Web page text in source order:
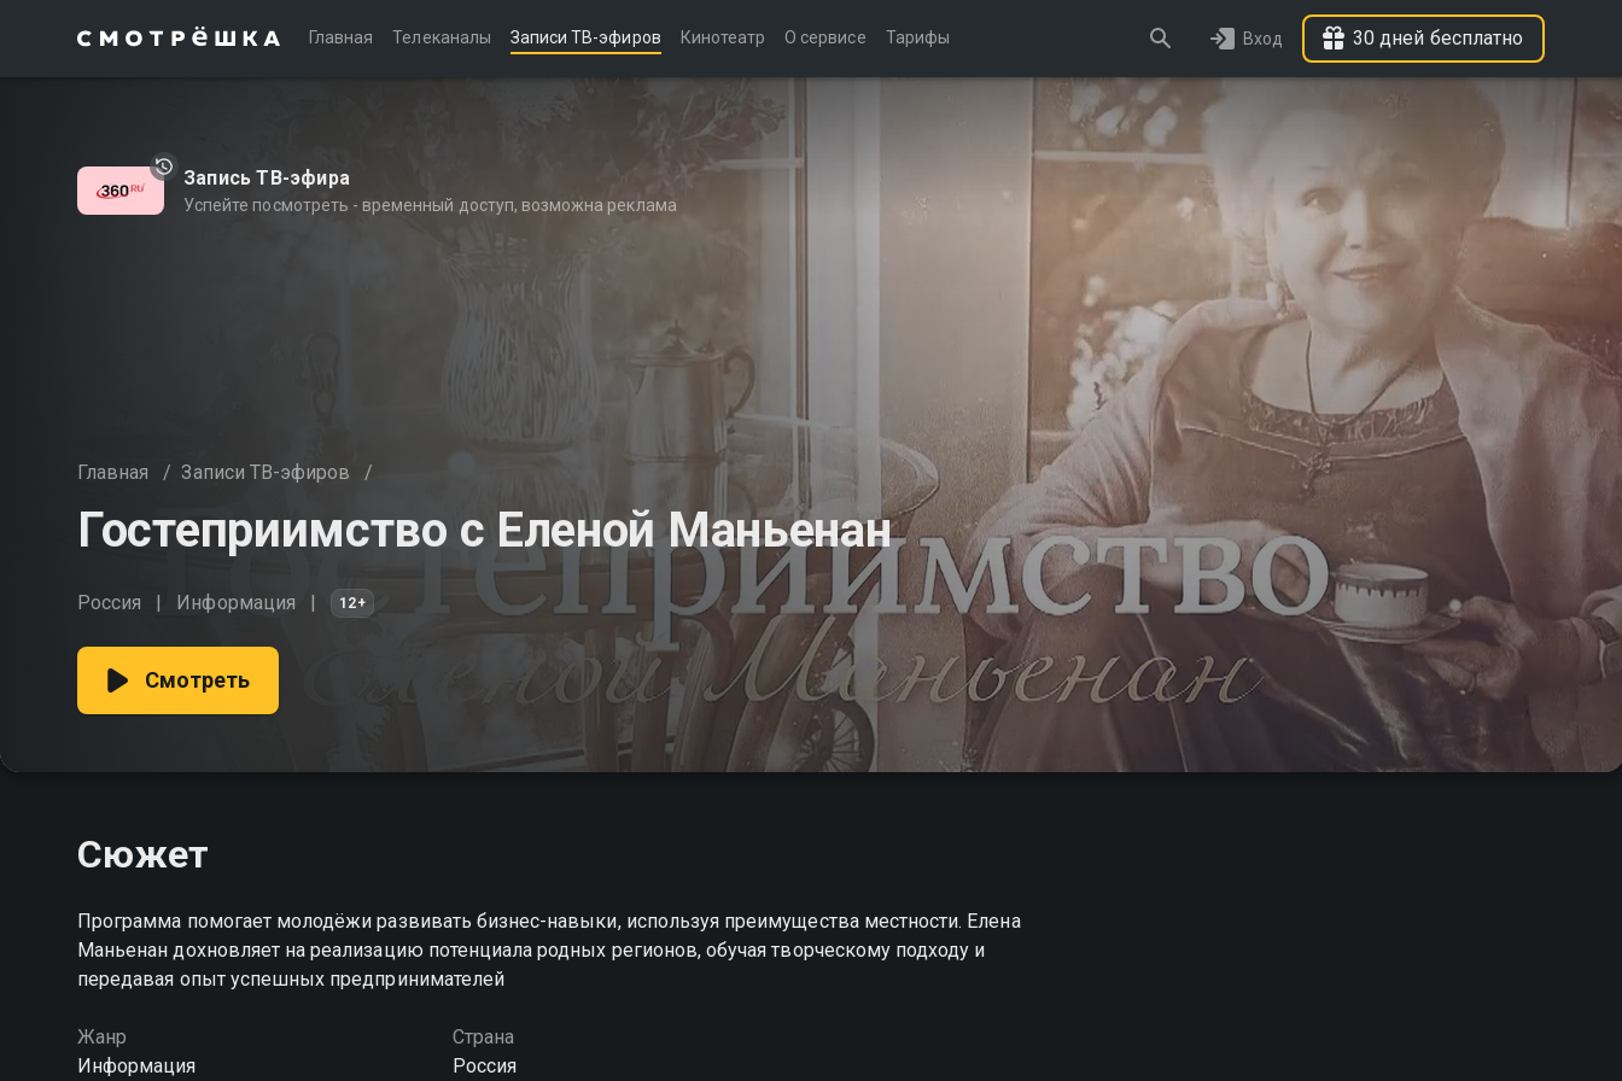
Главная Телеканалы Записи ТВ-эфиров Кинотеатр О сервисе Тарифы Вход 30 дней бесплатно
Запись ТВ-эфира
Успейте посмотреть - временный доступ, возможна реклама
Главная / Записи ТВ-эфиров /
Гостеприимство с Еленой Маньенан
Россия Информация 12+
Смотреть
Сюжет
Программа помогает молодёжи развивать бизнес-навыки, используя преимущества местности. Елена
Маньенан дохновляет на реализацию потенциала родных регионов, обучая творческому подходу и
передавая опыт успешных предпринимателей
Жанр
Информация
Страна
Россия